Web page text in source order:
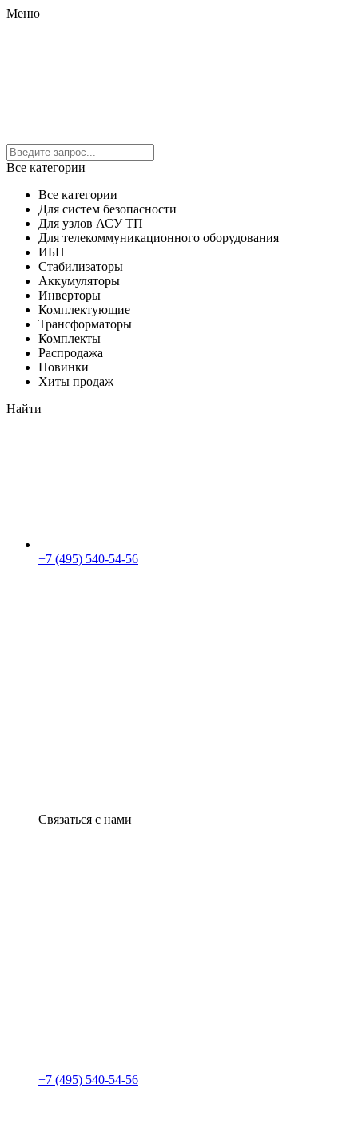
Меню
Все категории
Все категории
Для систем безопасности
Для узлов АСУ ТП
Для телекоммуникационного оборудования
ИБП
Стабилизаторы
Аккумуляторы
Инверторы
Комплектующие
Трансформаторы
Комплекты
Распродажа
Новинки
Хиты продаж
Найти
+7 (495) 540-54-56
Связаться с нами
+7 (495) 540-54-56